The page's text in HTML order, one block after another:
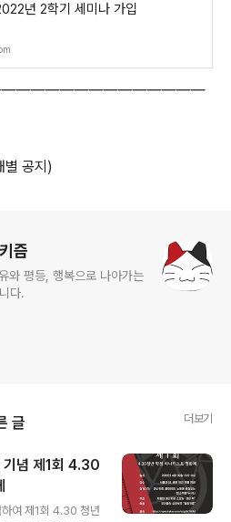
년 2학기 세미나 가입
별 공지)
즘
와 평등, 행복으로 나아가는
다.
글 더보기
념 제1회 4.30
여 제1회 4.30 청년